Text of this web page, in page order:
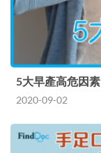
5大早產高危因素
2020-09-02